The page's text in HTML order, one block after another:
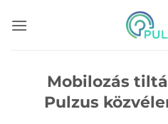
Mobilozás
Pulzus